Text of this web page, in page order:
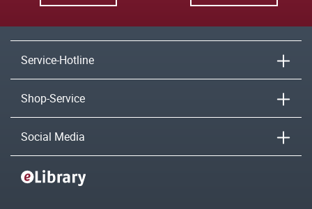
Service-Hotline
Shop-Service
Social Media